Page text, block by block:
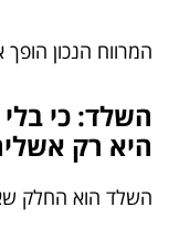
המרווח הנכון
השלד: כי
היא רק
השלד הוא החלק